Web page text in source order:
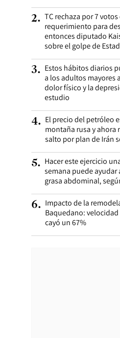
2. TC rechaza por 7
requerimiento para
entonces diputado
sobre el golpe de
3. Estos hábitos diarios
a los adultos mayores
dolor físico y la
estudio
4. El precio del petróleo
montaña rusa y ahora
salto por plan de Irán
5. Hacer este ejercicio
semana puede ayudar
grasa abdominal,
6. Impacto de la
Baquedano:
cayó un 67%